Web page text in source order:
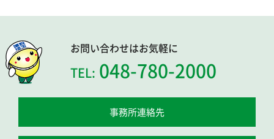
お問い合わせはお気軽に
TEL: 048-780-2000
事務所連絡先